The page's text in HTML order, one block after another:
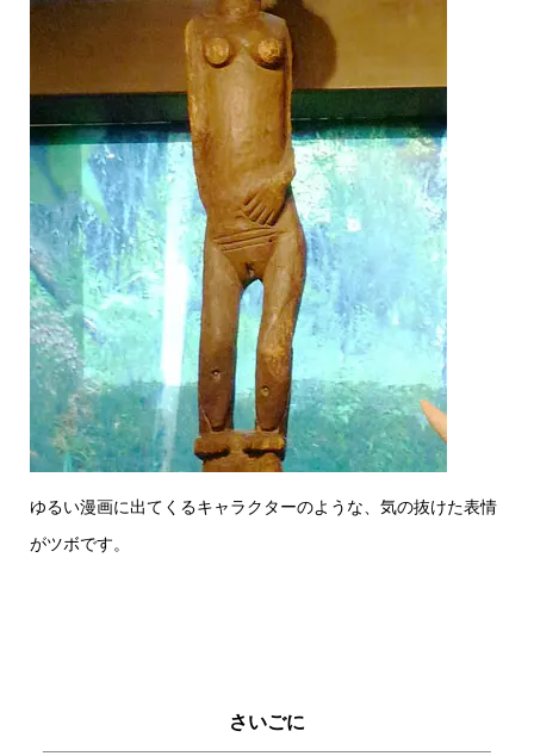
ゆるい漫画に出てくるキャラクターのような、気の抜けた表情
がツボです。
さいごに